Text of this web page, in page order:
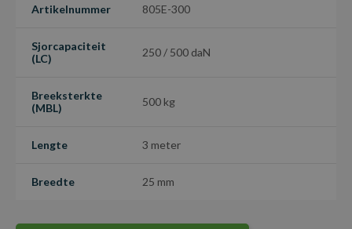
Artikelnummer 805E-300
Sjorcapaciteit
(LC)
250 / 500 daN
Breeksterkte
(MBL)
500 kg
Lengte 3 meter
Breedte 25 mm